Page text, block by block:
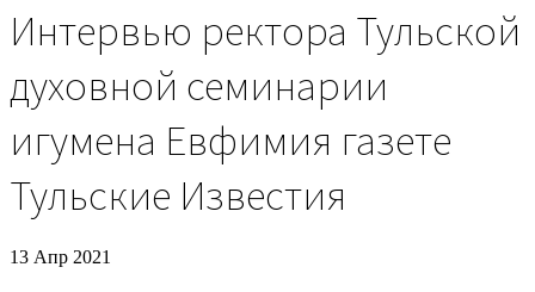
Интервью ректора Тульской
духовной семинарии
игумена Евфимия газете
Тульские Известия
13 Апр 2021